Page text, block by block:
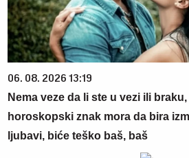
06. 08. 2026 13:19
Nema veze da li ste u vezi ili
horoskopski znak mora da bira
ljubavi, biće teško baš, baš